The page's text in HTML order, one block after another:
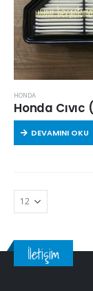
HONDA
DEVAMINI OKU
İletişim